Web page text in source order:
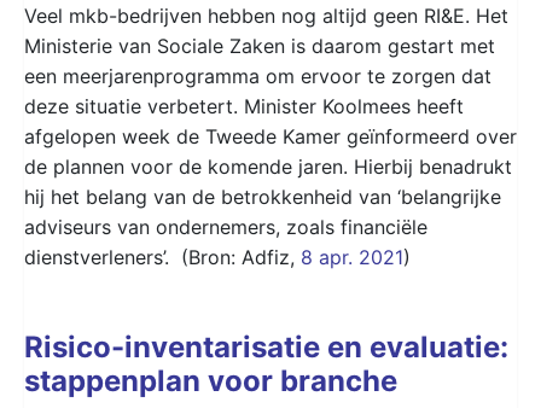
Veel mkb-bedrijven hebben nog altijd geen RI&E. Het
Ministerie van Sociale Zaken is daarom gestart met
een meerjarenprogramma om ervoor te zorgen dat
deze situatie verbetert. Minister Koolmees heeft
afgelopen week de Tweede Kamer geïnformeerd over
de plannen voor de komende jaren. Hierbij benadrukt
hij het belang van de betrokkenheid van ‘belangrijke
adviseurs van ondernemers, zoals financiële
dienstverleners’. (Bron: Adfiz, 8 apr. 2021)
Risico-inventarisatie en evaluatie:
stappenplan voor branche